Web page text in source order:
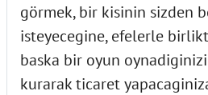
görmek, bir kisinin sizden
isteyecegine, efelerle
baska bir oyun
kurarak ticaret